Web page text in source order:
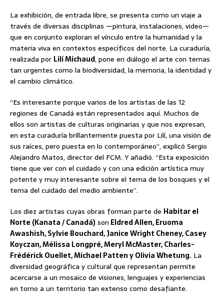
La exhibición, de entrada libre, se presenta como un viaje a
través de diversas disciplinas —pintura, instalaciones, video—
que en conjunto exploran el vínculo entre la humanidad y la
materia viva en contextos específicos del norte. La curaduría,
realizada por Lilí Michaud, pone en diálogo el arte con temas
tan urgentes como la biodiversidad, la memoria, la identidad y
el cambio climático.
“Es interesante porque varios de los artistas de las 12
regiones de Canadá están representados aquí. Muchos de
ellos son artistas de culturas originarias y que nos expresan,
en esta curaduría brillantemente puesta por Lilí, una visión de
sus raíces, pero puesta en lo contemporáneo”, explicó Sergio
Alejandro Matos, director del FCM. Y añadió. “Esta exposición
tiene que ver con el cuidado y con una edición artística muy
potente y muy interesante sobre el tema de los bosques y el
tema del cuidado del medio ambiente”.
Los diez artistas cuyas obras forman parte de Habitar el
Norte (Kanata / Canadá) son Eldred Allen, Eruoma
Awashish, Sylvie Bouchard, Janice Wright Cheney, Casey
Koyczan, Mélissa Longpré, Meryl McMaster, Charles-
Frédérick Ouellet, Michael Patten y Olivia Whetung. La
diversidad geográfica y cultural que representan permite
acercarse a un mosaico de visiones, lenguajes y experiencias
en torno a un territorio tan extenso como desafiante.